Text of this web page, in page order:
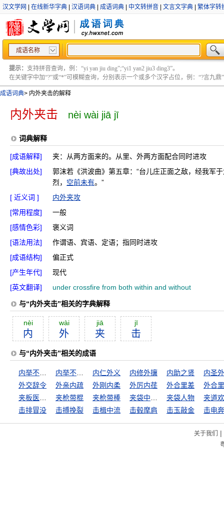
汉文学网 在线新华字典 汉语词典 成语词典 中文转拼音 文言文字典 繁体字转
成语名称
提示： 支持拼音查询，例：“yi yan jiu ding”;“yi1 yan2 jiu3 ding3”。
在关键字中加“?”或“*”可模糊查询，分别表示一个或多个汉字占位，例：“?言九鼎”
成语词典> 内外夹击的解释
内外夹击 nèi wài jiā jī
词典解释
[成语解释]
夹：从两方面来的。从里、外两方面配合同时进攻
[典故出处]
郭沫若《洪波曲》第五章：“台儿庄正面之敌，经我军
烈， 空前未有。”
[ 近义词 ]
内外夹攻
[常用程度]
一般
[感情色彩]
褒义词
[语法用法]
作谓语、宾语、定语；指同时进攻
[成语结构]
偏正式
[产生年代]
现代
[英文翻译]
under crossfire from both within and without
与“内外夹击”相关的字典解释
nèi
内
wài
外
jiā
夹
jī
击
与“内外夹击”相关的成语
内仁外义 内修外攘 内助之贤
内圣
外交辞令
外亲内疏 外刚内柔 外厉内荏 外合里差
外合
夹枪带棍 夹枪带棒 夹袋人物
夹道
击排冒没
击搏挽裂 击楫中流 击毂摩肩 击玉敲金 击电
关于我们 |